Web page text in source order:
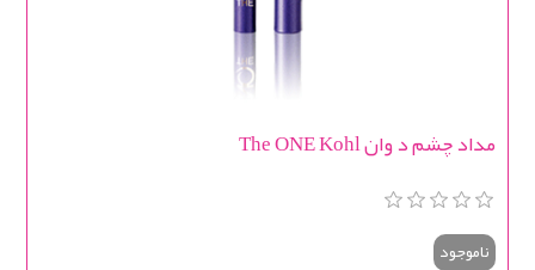
مداد چشم د وان The ONE Kohl
ناموجود